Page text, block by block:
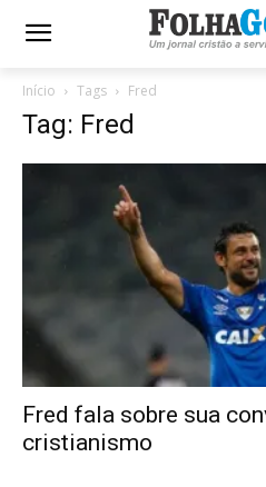
Início Tags Fred
Tag: Fred
Fred fala sobre sua
cristianismo